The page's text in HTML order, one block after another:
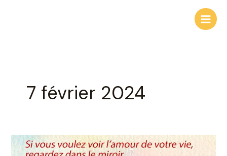
7 février 2024
L’amour